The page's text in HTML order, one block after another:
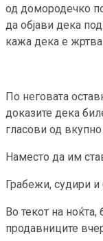
од домородечко
да објави дека
кажа дека е
По неговата
доказите дека
гласови од
Наместо да им
Грабежи, судири и
Во текот на
продавниците